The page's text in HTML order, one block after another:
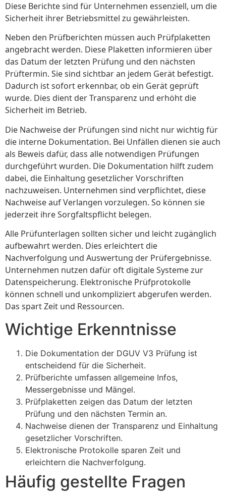
Diese Berichte sind für Unternehmen essenziell, um die
Sicherheit ihrer Betriebsmittel zu gewährleisten.
Neben den Prüfberichten müssen auch Prüfplaketten
angebracht werden. Diese Plaketten informieren über
das Datum der letzten Prüfung und den nächsten
Prüftermin. Sie sind sichtbar an jedem Gerät befestigt.
Dadurch ist sofort erkennbar, ob ein Gerät geprüft
wurde. Dies dient der Transparenz und erhöht die
Sicherheit im Betrieb.
Die Nachweise der Prüfungen sind nicht nur wichtig für
die interne Dokumentation. Bei Unfällen dienen sie auch
als Beweis dafür, dass alle notwendigen Prüfungen
durchgeführt wurden. Die Dokumentation hilft zudem
dabei, die Einhaltung gesetzlicher Vorschriften
nachzuweisen. Unternehmen sind verpflichtet, diese
Nachweise auf Verlangen vorzulegen. So können sie
jederzeit ihre Sorgfaltspflicht belegen.
Alle Prüfunterlagen sollten sicher und leicht zugänglich
aufbewahrt werden. Dies erleichtert die
Nachverfolgung und Auswertung der Prüfergebnisse.
Unternehmen nutzen dafür oft digitale Systeme zur
Datenspeicherung. Elektronische Prüfprotokolle
können schnell und unkompliziert abgerufen werden.
Das spart Zeit und Ressourcen.
Wichtige Erkenntnisse
Die Dokumentation der DGUV V3 Prüfung ist
entscheidend für die Sicherheit.
Prüfberichte umfassen allgemeine Infos,
Messergebnisse und Mängel.
Prüfplaketten zeigen das Datum der letzten
Prüfung und den nächsten Termin an.
Nachweise dienen der Transparenz und Einhaltung
gesetzlicher Vorschriften.
Elektronische Protokolle sparen Zeit und
erleichtern die Nachverfolgung.
Häufig gestellte Fragen